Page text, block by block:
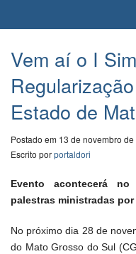
Vem aí o I
Estado de
Postado em 13 de novembro
Escrito porportaldori
Evento acontecerá
palestras ministradas
No próximo dia 28 de
do Mato Grosso do Sul